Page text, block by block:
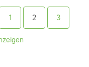
1 2 3